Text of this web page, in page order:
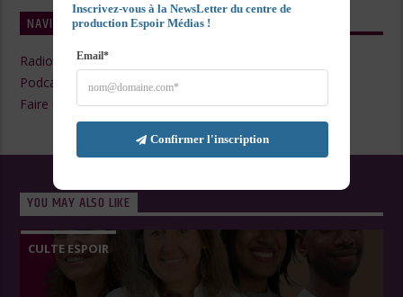
NAVIGATE
Radio Live
Podcasts
Faire un Don
YOU MAY ALSO LIKE
CULTE ESPOIR
Inscrivez-vous à la NewsLetter du centre de
production Espoir Médias !
Email*
Confirmer l'inscription